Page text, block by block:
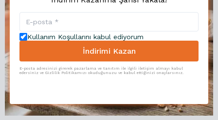
Kullanım Koşullarını kabul ediyorum
İndirimi Kazan
E-posta adresinizi girerek pazarlama ve tanıtım ile ilgili iletişim almayı kabul
edersiniz ve Gizlilik Politikamızı okuduğunuzu ve kabul ettiğinizi onaylarsınız.